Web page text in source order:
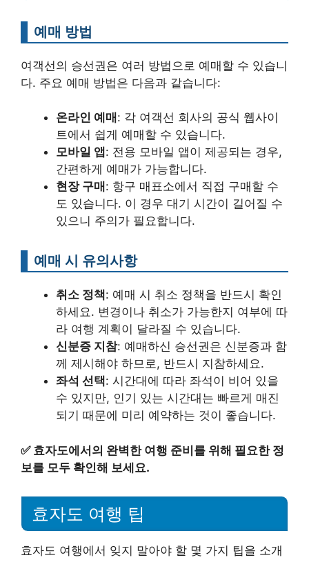
예매 방법
여객선의 승선권은 여러 방법으로 예매할 수 있습니
다. 주요 예매 방법은 다음과 같습니다:
온라인 예매 : 각 여객선 회사의 공식 웹사이
트에서 쉽게 예매할 수 있습니다.
모바일 앱 : 전용 모바일 앱이 제공되는 경우,
간편하게 예매가 가능합니다.
현장 구매 : 항구 매표소에서 직접 구매할 수
도 있습니다. 이 경우 대기 시간이 길어질 수
있으니 주의가 필요합니다.
예매 시 유의사항
취소 정책: 예매 시 취소 정책을 반드시 확인
하세요. 변경이나 취소가 가능한지 여부에 따
라 여행 계획이 달라질 수 있습니다.
신분증 지참: 예매하신 승선권은 신분증과 함
께 제시해야 하므로, 반드시 지참하세요.
좌석 선택: 시간대에 따라 좌석이 비어 있을
수 있지만, 인기 있는 시간대는 빠르게 매진
되기 때문에 미리 예약하는 것이 좋습니다.
✅ 효자도에서의 완벽한 여행 준비를 위해 필요한 정
보를 모두 확인해 보세요.
효자도 여행 팁
효자도 여행에서 잊지 말아야 할 몇 가지 팁을 소개